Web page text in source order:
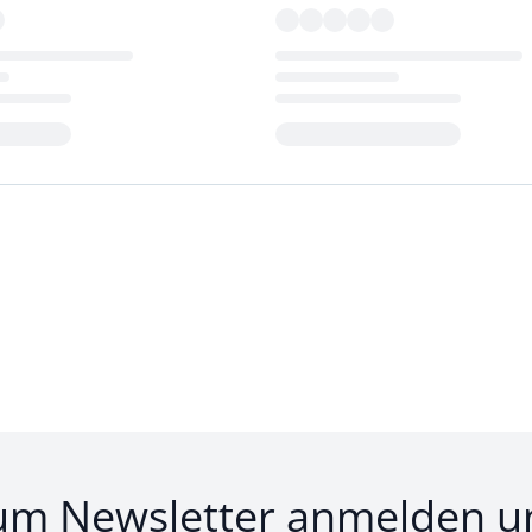
Newsletter anmelden